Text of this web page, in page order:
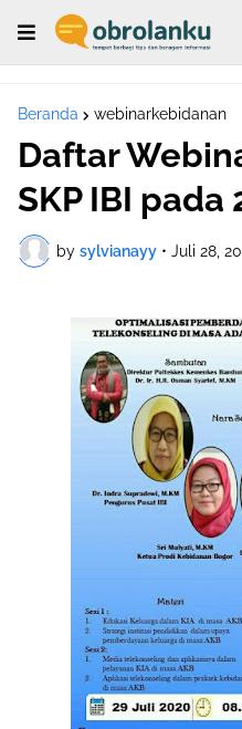
Beranda webinarkebidanan
Daftar
SKP IBI pada
by sylvianayy • Juli 28,